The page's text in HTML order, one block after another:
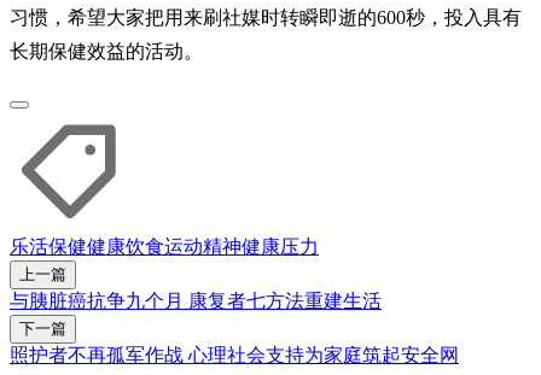
习惯，希望大家把用来刷社媒时转瞬即逝的600秒，投入具有
长期保健效益的活动。
乐活保健健康饮食运动精神健康压力
上一篇
与胰脏癌抗争九个月 康复者七方法重建生活
下一篇
照护者不再孤军作战 心理社会支持为家庭筑起安全网